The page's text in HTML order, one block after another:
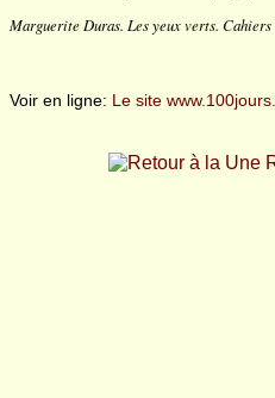
Marguerite Duras. Les yeux verts. Cahiers
Voir en ligne: Le site